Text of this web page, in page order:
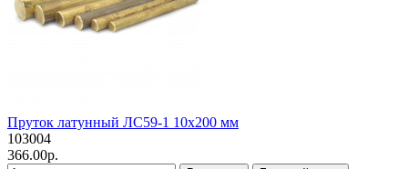
Пруток латунный ЛС59-1 10х200 мм
103004
366.00р.